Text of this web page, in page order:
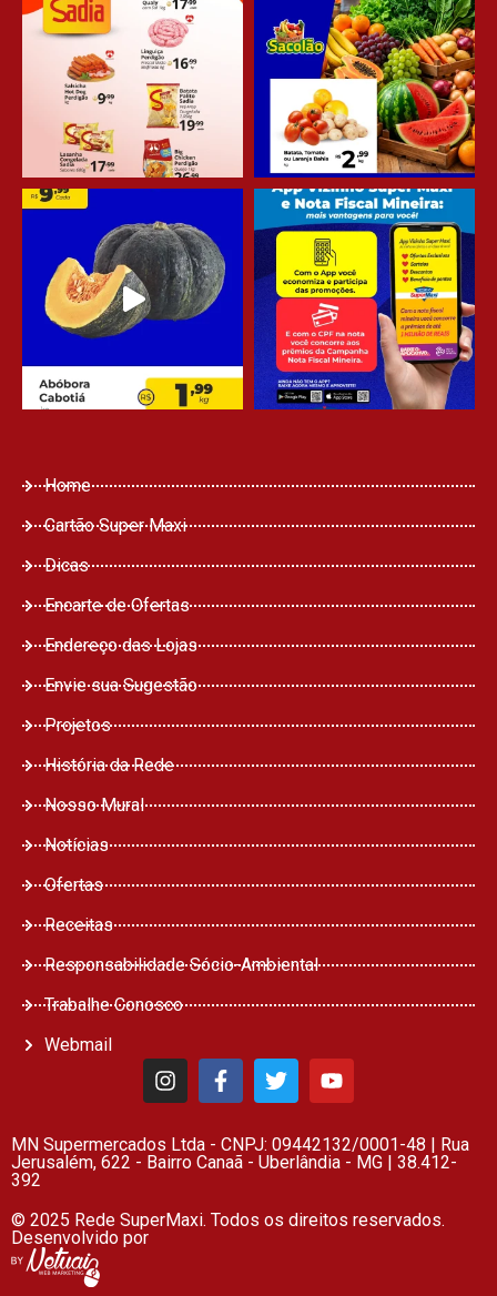
Home
Cartão Super Maxi
Dicas
Encarte de Ofertas
Endereço das Lojas
Envie sua Sugestão
Projetos
História da Rede
Nosso Mural
Notícias
Ofertas
Receitas
Responsabilidade Sócio-Ambiental
Trabalhe Conosco
Webmail
MN Supermercados Ltda - CNPJ: 09442132/0001-48 | Rua
Jerusalém, 622 - Bairro Canaã - Uberlândia - MG | 38.412-
392
© 2025 Rede SuperMaxi. Todos os direitos reservados.
Desenvolvido por